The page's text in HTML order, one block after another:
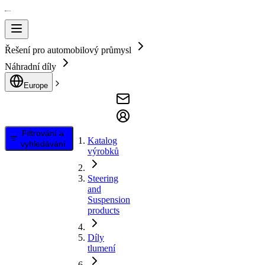
Řešení pro automobilový průmysl
Náhradní díly
Europe
Filtrování a
vyhledávání
Katalog
výrobků
Steering
and
Suspension
products
Díly
tlumení